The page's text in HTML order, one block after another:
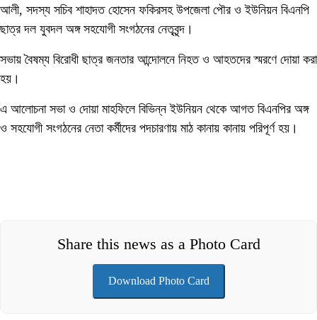
আলী, সদস্য সচিব শাহাদত হোসেন ফকিরসহ উপজেলা পৌর ও ইউনিয়ন বিএনপি
ছাত্র দল যুবদল অঙ্গ সহযোগী সংগঠনের নেতৃবৃন্দ।
সভায় বৈষম্য বিরোধী ছাত্র জনতার আন্দোলনে নিহত ও আহতদের স্মরণে দোয়া করা
হয়।
এ আলোচনা সভা ও দোয়া মাহফিলে বিভিন্ন ইউনিয়ন থেকে আগত বিএনপির অঙ্গ
ও সহযোগী সংগঠনের নেতা কর্মীদের পদচারণায় মাঠ কানায় কানায় পরিপূর্ণ হয়।
Share this news as a Photo Card
Download Photo Card